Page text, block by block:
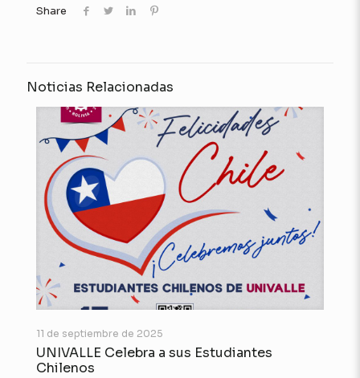
Share
Noticias Relacionadas
11 de septiembre de 2025
UNIVALLE Celebra a sus Estudiantes
Chilenos